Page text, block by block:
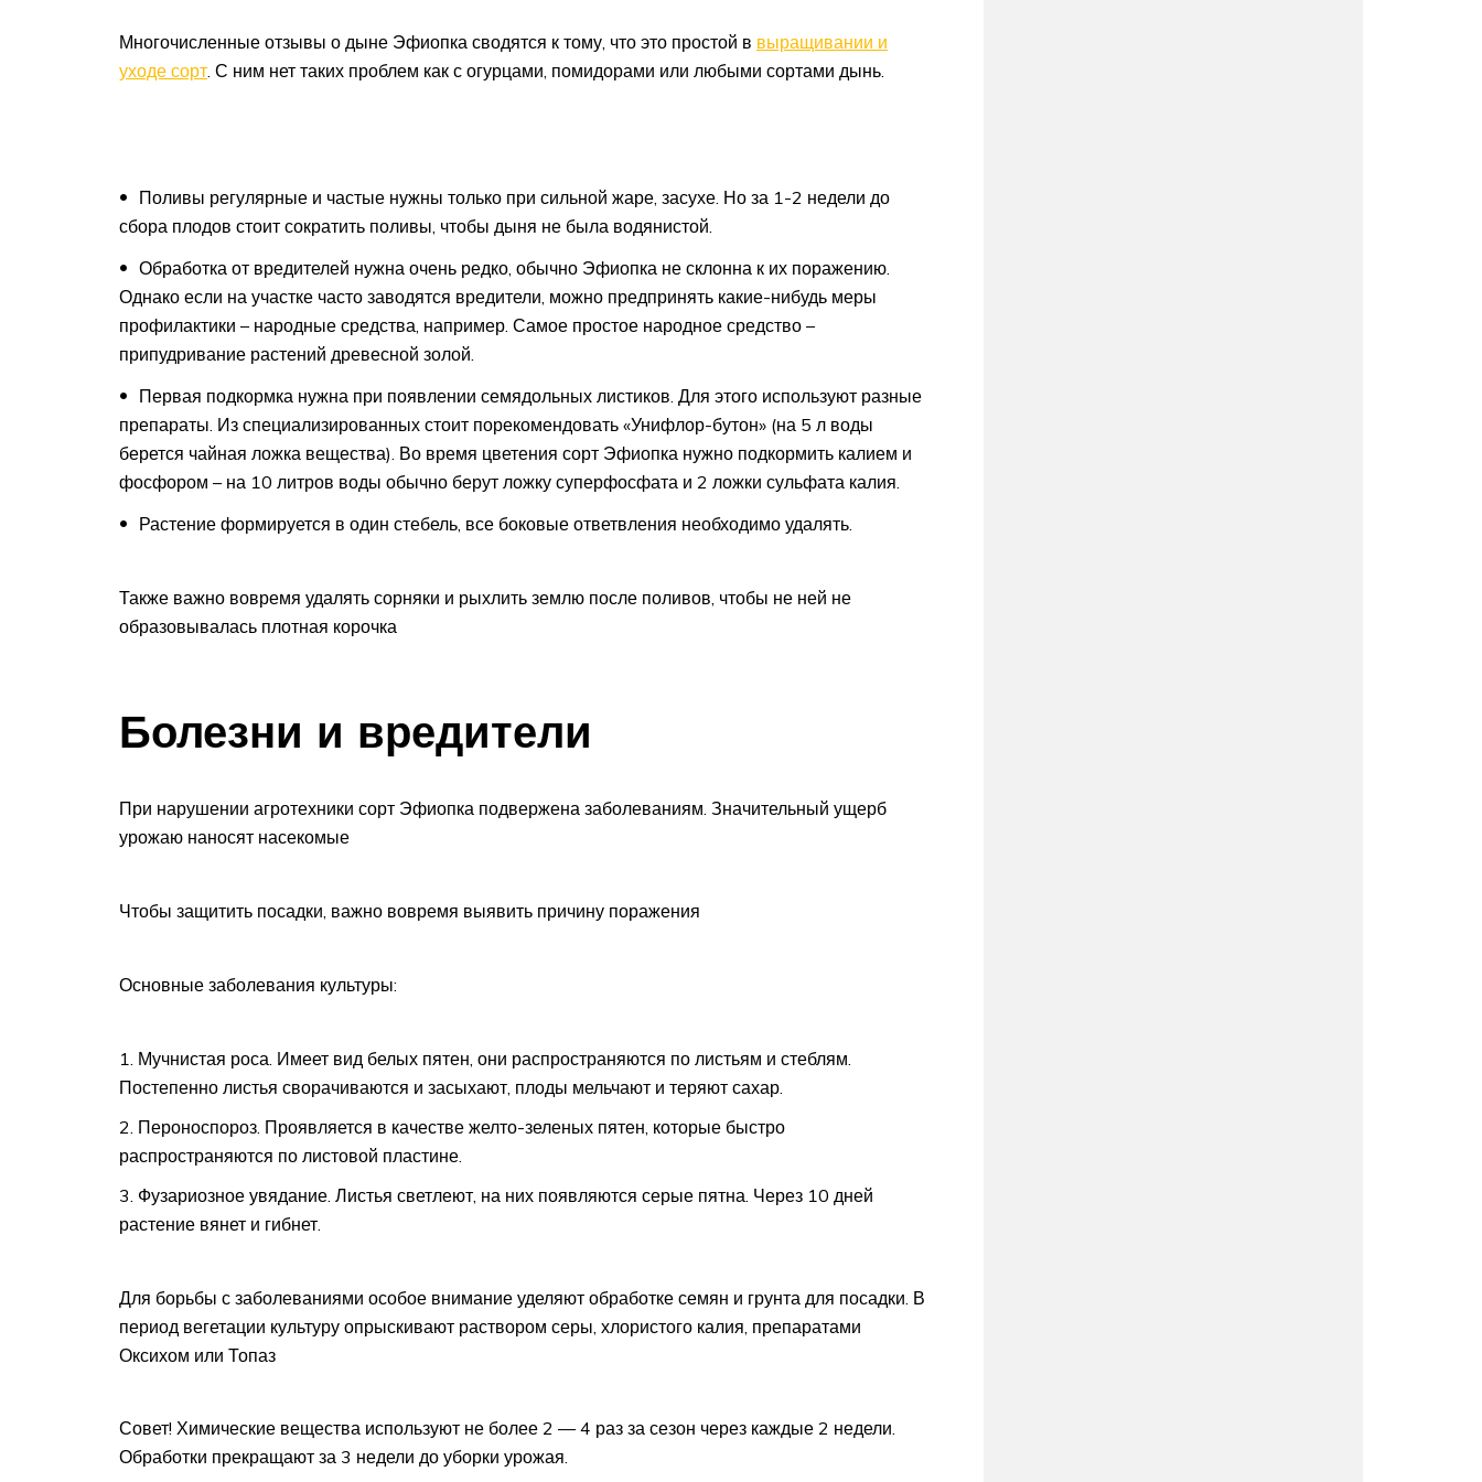
Многочисленные отзывы о дыне Эфиопка сводятся к тому, что это простой в выращивании и
уходе сорт . С ним нет таких проблем как с огурцами, помидорами или любыми сортами дынь.
Поливы регулярные и частые нужны только при сильной жаре, засухе. Но за 1-2 недели до
сбора плодов стоит сократить поливы, чтобы дыня не была водянистой.
Обработка от вредителей нужна очень редко, обычно Эфиопка не склонна к их поражению.
Однако если на участке часто заводятся вредители, можно предпринять какие-нибудь меры
профилактики – народные средства, например. Самое простое народное средство –
припудривание растений древесной золой.
Первая подкормка нужна при появлении семядольных листиков. Для этого используют разные
препараты. Из специализированных стоит порекомендовать «Унифлор-бутон» (на 5 л воды
берется чайная ложка вещества). Во время цветения сорт Эфиопка нужно подкормить калием и
фосфором – на 10 литров воды обычно берут ложку суперфосфата и 2 ложки сульфата калия.
Растение формируется в один стебель, все боковые ответвления необходимо удалять.
Также важно вовремя удалять сорняки и рыхлить землю после поливов, чтобы не ней не
образовывалась плотная корочка
Болезни и вредители
При нарушении агротехники сорт Эфиопка подвержена заболеваниям. Значительный ущерб
урожаю наносят насекомые
Чтобы защитить посадки, важно вовремя выявить причину поражения
Основные заболевания культуры:
Мучнистая роса. Имеет вид белых пятен, они распространяются по листьям и стеблям.
Постепенно листья сворачиваются и засыхают, плоды мельчают и теряют сахар.
Пероноспороз. Проявляется в качестве желто-зеленых пятен, которые быстро
распространяются по листовой пластине.
Фузариозное увядание. Листья светлеют, на них появляются серые пятна. Через 10 дней
растение вянет и гибнет.
Для борьбы с заболеваниями особое внимание уделяют обработке семян и грунта для посадки. В
период вегетации культуру опрыскивают раствором серы, хлористого калия, препаратами
Оксихом или Топаз
Совет! Химические вещества используют не более 2 — 4 раз за сезон через каждые 2 недели.
Обработки прекращают за 3 недели до уборки урожая.